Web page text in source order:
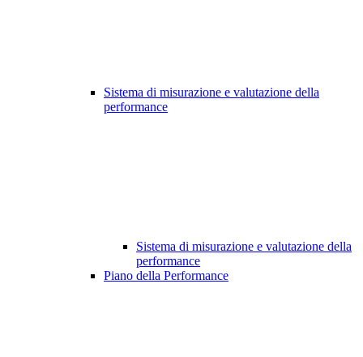
Sistema di misurazione e valutazione della
performance
Sistema di misurazione e valutazione della
performance
Piano della Performance